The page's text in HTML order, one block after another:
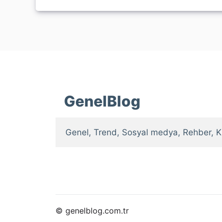
GenelBlog
Genel, Trend, Sosyal medya, Rehber,
© genelblog.com.tr